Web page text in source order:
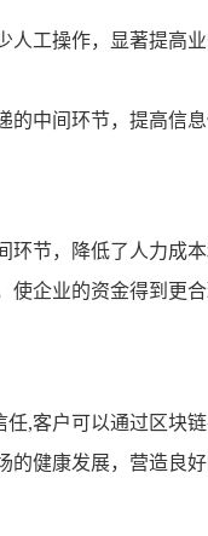
工操作，显著提
中间环节，提高信
节，降低了人力成
企业的资金得到更合
,客户可以通过区块
健康发展，营造良好